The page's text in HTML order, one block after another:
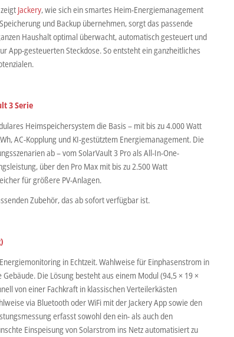
Jackery, wie sich ein smartes Heim-Energiemanagement
und Backup übernehmen, sorgt das passende
Haushalt optimal überwacht, automatisch gesteuert und
App-gesteuerten Steckdose. So entsteht ein ganzheitliches
3 Serie
Heimspeichersystem die Basis – mit bis zu 4.000 Watt
AC-Kopplung und KI-gestütztem Energiemanagement. Die
ab – vom SolarVault 3 Pro als All-In-One-
über den Pro Max mit bis zu 2.500 Watt
für größere PV-Anlagen.
Zubehör, das ab sofort verfügbar ist.
in Echtzeit. Wahlweise für Einphasenstrom in
Die Lösung besteht aus einem Modul (94,5 × 19 ×
von einer Fachkraft in klassischen Verteilerkästen
via Bluetooth oder WiFi mit der Jackery App sowie den
erfasst sowohl den ein- als auch den
Einspeisung von Solarstrom ins Netz automatisiert zu